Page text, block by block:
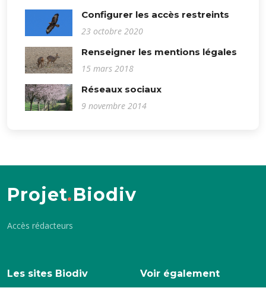
Configurer les accès restreints
23 octobre 2020
Renseigner les mentions légales
15 mars 2018
Réseaux sociaux
9 novembre 2014
Projet.Biodiv
Accès rédacteurs
Les sites Biodiv
Voir également